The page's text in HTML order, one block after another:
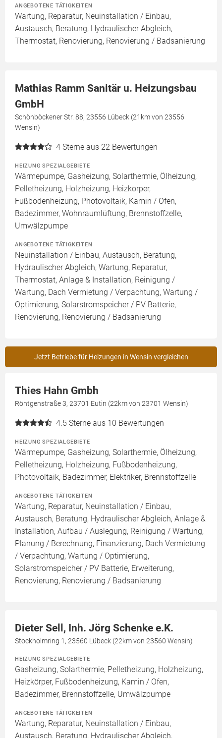
ANGEBOTENE TÄTIGKEITEN
Wartung, Reparatur, Neuinstallation / Einbau,
Austausch, Beratung, Hydraulischer Abgleich,
Thermostat, Renovierung, Renovierung / Badsanierung
Mathias Ramm Sanitär u. Heizungsbau
GmbH
Schönböckener Str. 88, 23556 Lübeck (21km von 23556
Wensin)
4 Sterne aus 22 Bewertungen
HEIZUNG SPEZIALGEBIETE
Wärmepumpe, Gasheizung, Solarthermie, Ölheizung,
Pelletheizung, Holzheizung, Heizkörper,
Fußbodenheizung, Photovoltaik, Kamin / Ofen,
Badezimmer, Wohnraumlüftung, Brennstoffzelle,
Umwälzpumpe
ANGEBOTENE TÄTIGKEITEN
Neuinstallation / Einbau, Austausch, Beratung,
Hydraulischer Abgleich, Wartung, Reparatur,
Thermostat, Anlage & Installation, Reinigung /
Wartung, Dach Vermietung / Verpachtung, Wartung /
Optimierung, Solarstromspeicher / PV Batterie,
Renovierung, Renovierung / Badsanierung
Jetzt Betriebe für Heizungen in Wensin vergleichen
Thies Hahn Gmbh
Röntgenstraße 3, 23701 Eutin (22km von 23701 Wensin)
4.5 Sterne aus 10 Bewertungen
HEIZUNG SPEZIALGEBIETE
Wärmepumpe, Gasheizung, Solarthermie, Ölheizung,
Pelletheizung, Holzheizung, Fußbodenheizung,
Photovoltaik, Badezimmer, Elektriker, Brennstoffzelle
ANGEBOTENE TÄTIGKEITEN
Wartung, Reparatur, Neuinstallation / Einbau,
Austausch, Beratung, Hydraulischer Abgleich, Anlage &
Installation, Aufbau / Auslegung, Reinigung / Wartung,
Planung / Berechnung, Finanzierung, Dach Vermietung
/ Verpachtung, Wartung / Optimierung,
Solarstromspeicher / PV Batterie, Erweiterung,
Renovierung, Renovierung / Badsanierung
Dieter Sell, Inh. Jörg Schenke e.K.
Stockholmring 1, 23560 Lübeck (22km von 23560 Wensin)
HEIZUNG SPEZIALGEBIETE
Gasheizung, Solarthermie, Pelletheizung, Holzheizung,
Heizkörper, Fußbodenheizung, Kamin / Ofen,
Badezimmer, Brennstoffzelle, Umwälzpumpe
ANGEBOTENE TÄTIGKEITEN
Wartung, Reparatur, Neuinstallation / Einbau,
Austausch, Beratung, Hydraulischer Abgleich,